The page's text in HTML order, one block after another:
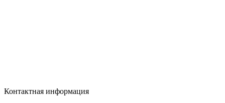
Контактная информация